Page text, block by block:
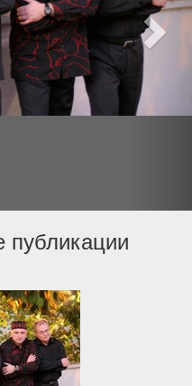
публикации